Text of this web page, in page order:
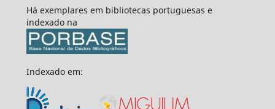
Há exemplares em bibliotecas portuguesas e
indexado na
Indexado em: